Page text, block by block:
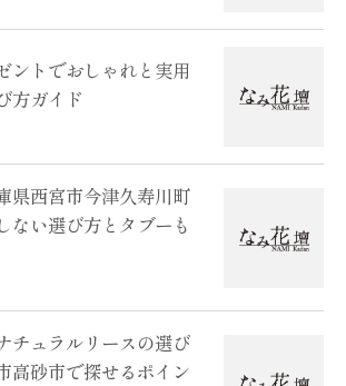
ントでおしゃれと実用
方ガイド
県西宮市今津久寿川町
ない選び方とタブーも
チュラルリースの選び
高砂市で探せるポイン